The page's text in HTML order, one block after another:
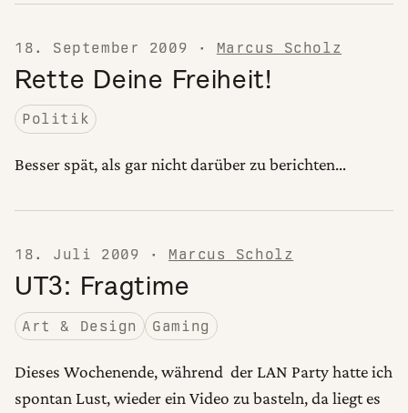
18. September 2009 · Marcus Scholz
Rette Deine Freiheit!
Politik
Besser spät, als gar nicht darüber zu berichten…
18. Juli 2009 · Marcus Scholz
UT3: Fragtime
Art & Design Gaming
Dieses Wochenende, während der LAN Party hatte ich
spontan Lust, wieder ein Video zu basteln, da liegt es